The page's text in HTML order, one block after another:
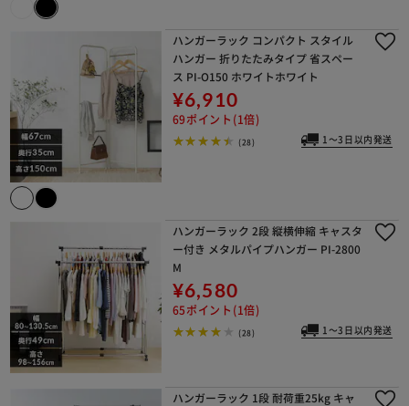
ハンガーラック コンパクト スタイル
ハンガー 折りたたみタイプ 省スペー
ス PI-O150 ホワイトホワイト
¥6,910
69ポイント(1倍)
(28) 1～3日以内発送
ハンガーラック 2段 縦横伸縮 キャスタ
ー付き メタルパイプハンガー PI-2800
M
¥6,580
65ポイント(1倍)
(28) 1～3日以内発送
ハンガーラック 1段 耐荷重25kg キャ